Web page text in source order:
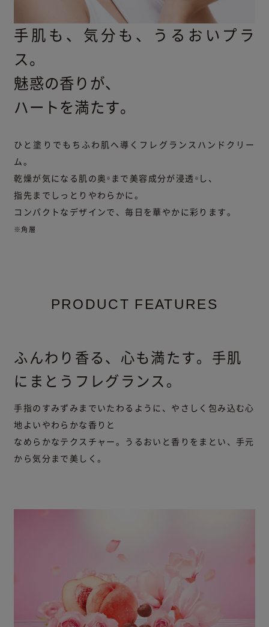
手肌も、気分も、うるおいプラ
ス。
魅惑の香りが、
ハートを満たす。
ひと塗りでもちふわ肌へ導くフレグランスハンドクリー
ム。
乾燥が気になる肌の奥 ※ まで美容成分が浸透 ※
し、
指先までしっとりやわらかに。
コンパクトなデザインで、毎日を華やかに彩ります。
※角層
PRODUCT FEATURES
ふんわり香る、心も満たす。手肌
にまとうフレグランス。
手指のすみずみまでいたわるように、やさしく包み込む心
地よいやわらかな香りと
なめらかなテクスチャー。うるおいと香りをまとい、手元
から気分まで美しく。